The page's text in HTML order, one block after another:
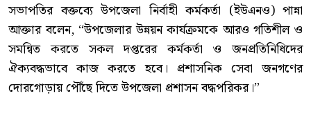
‎সভাপতির বক্তব্যে উপজেলা নির্বাহী কর্মকর্তা (ইউএনও) পান্না
আক্তার বলেন, “উপজেলার উন্নয়ন কার্যক্রমকে আরও গতিশীল ও
সমন্বিত করতে সকল দপ্তরের কর্মকর্তা ও জনপ্রতিনিধিদের
ঐক্যবদ্ধভাবে কাজ করতে হবে। প্রশাসনিক সেবা জনগণের
দোরগোড়ায় পৌঁছে দিতে উপজেলা প্রশাসন বদ্ধপরিকর।”